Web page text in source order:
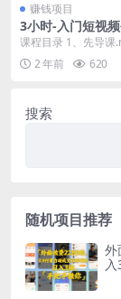
赚钱项目
3小时-入门短视
频创作入门必修
课）
课程目录 1、先导课
视听思维.mp4 3、
4、...2 年前 620
搜索
随机项目推荐
外